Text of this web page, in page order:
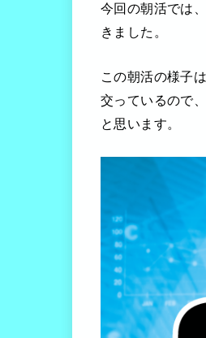
今回の朝活では
きました。
この朝活の様子
交っているので
と思います。